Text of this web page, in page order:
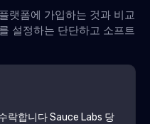
랫폼에 가입하는 것과 비교
설정하는 단단하고 소프트
락합니다Sauce Labs 당